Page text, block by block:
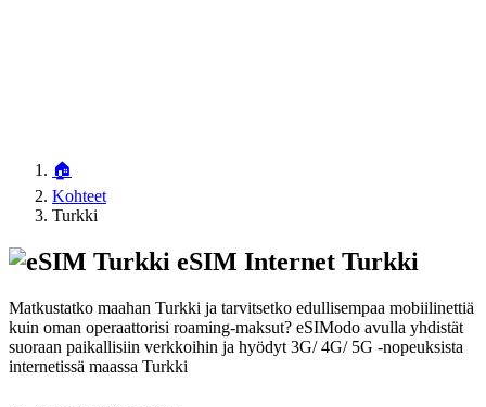
🏠
Kohteet
Turkki
eSIM Internet Turkki
Matkustatko maahan Turkki ja tarvitsetko edullisempaa mobiilinettiä
kuin oman operaattorisi roaming-maksut? eSIModo avulla yhdistät
suoraan paikallisiin verkkoihin ja hyödyt 3G/ 4G/ 5G -nopeuksista
internetissä maassa Turkki